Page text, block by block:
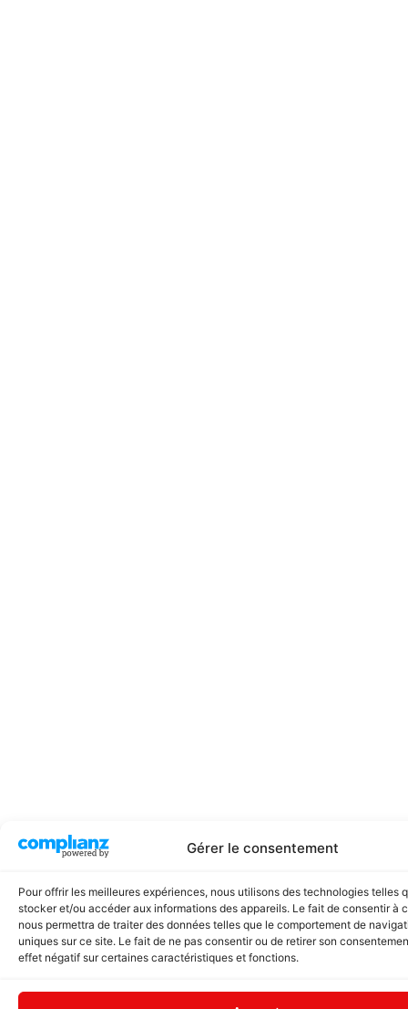
Gérer le consentement
Pour offrir les meilleures expériences, nous utilisons des technologies telles
stocker et/ou accéder aux informations des appareils. Le fait de consentir à
nous permettra de traiter des données telles que le comportement de
uniques sur ce site. Le fait de ne pas consentir ou de retirer son
effet négatif sur certaines caractéristiques et fonctions.